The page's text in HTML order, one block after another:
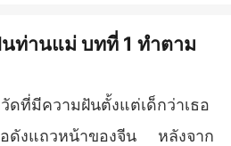
ตระกูลเฉียว
มีพระสนมมากมายเเต่กลับไม่สามา
รหลวงได้ทำนายเอาไว้ว่า ในอนาค
ลับมาเซียวยิ่นจึงมีรับสั่งให้ทหารอ
องเฮาของตนอย่างลับๆ
นท่านแม่ บทที่ 1 ทำตาม
ดที่มีความฝันตั้งแต่เด็กว่าเธอ
อดังแถวหน้าของจีน หลังจาก